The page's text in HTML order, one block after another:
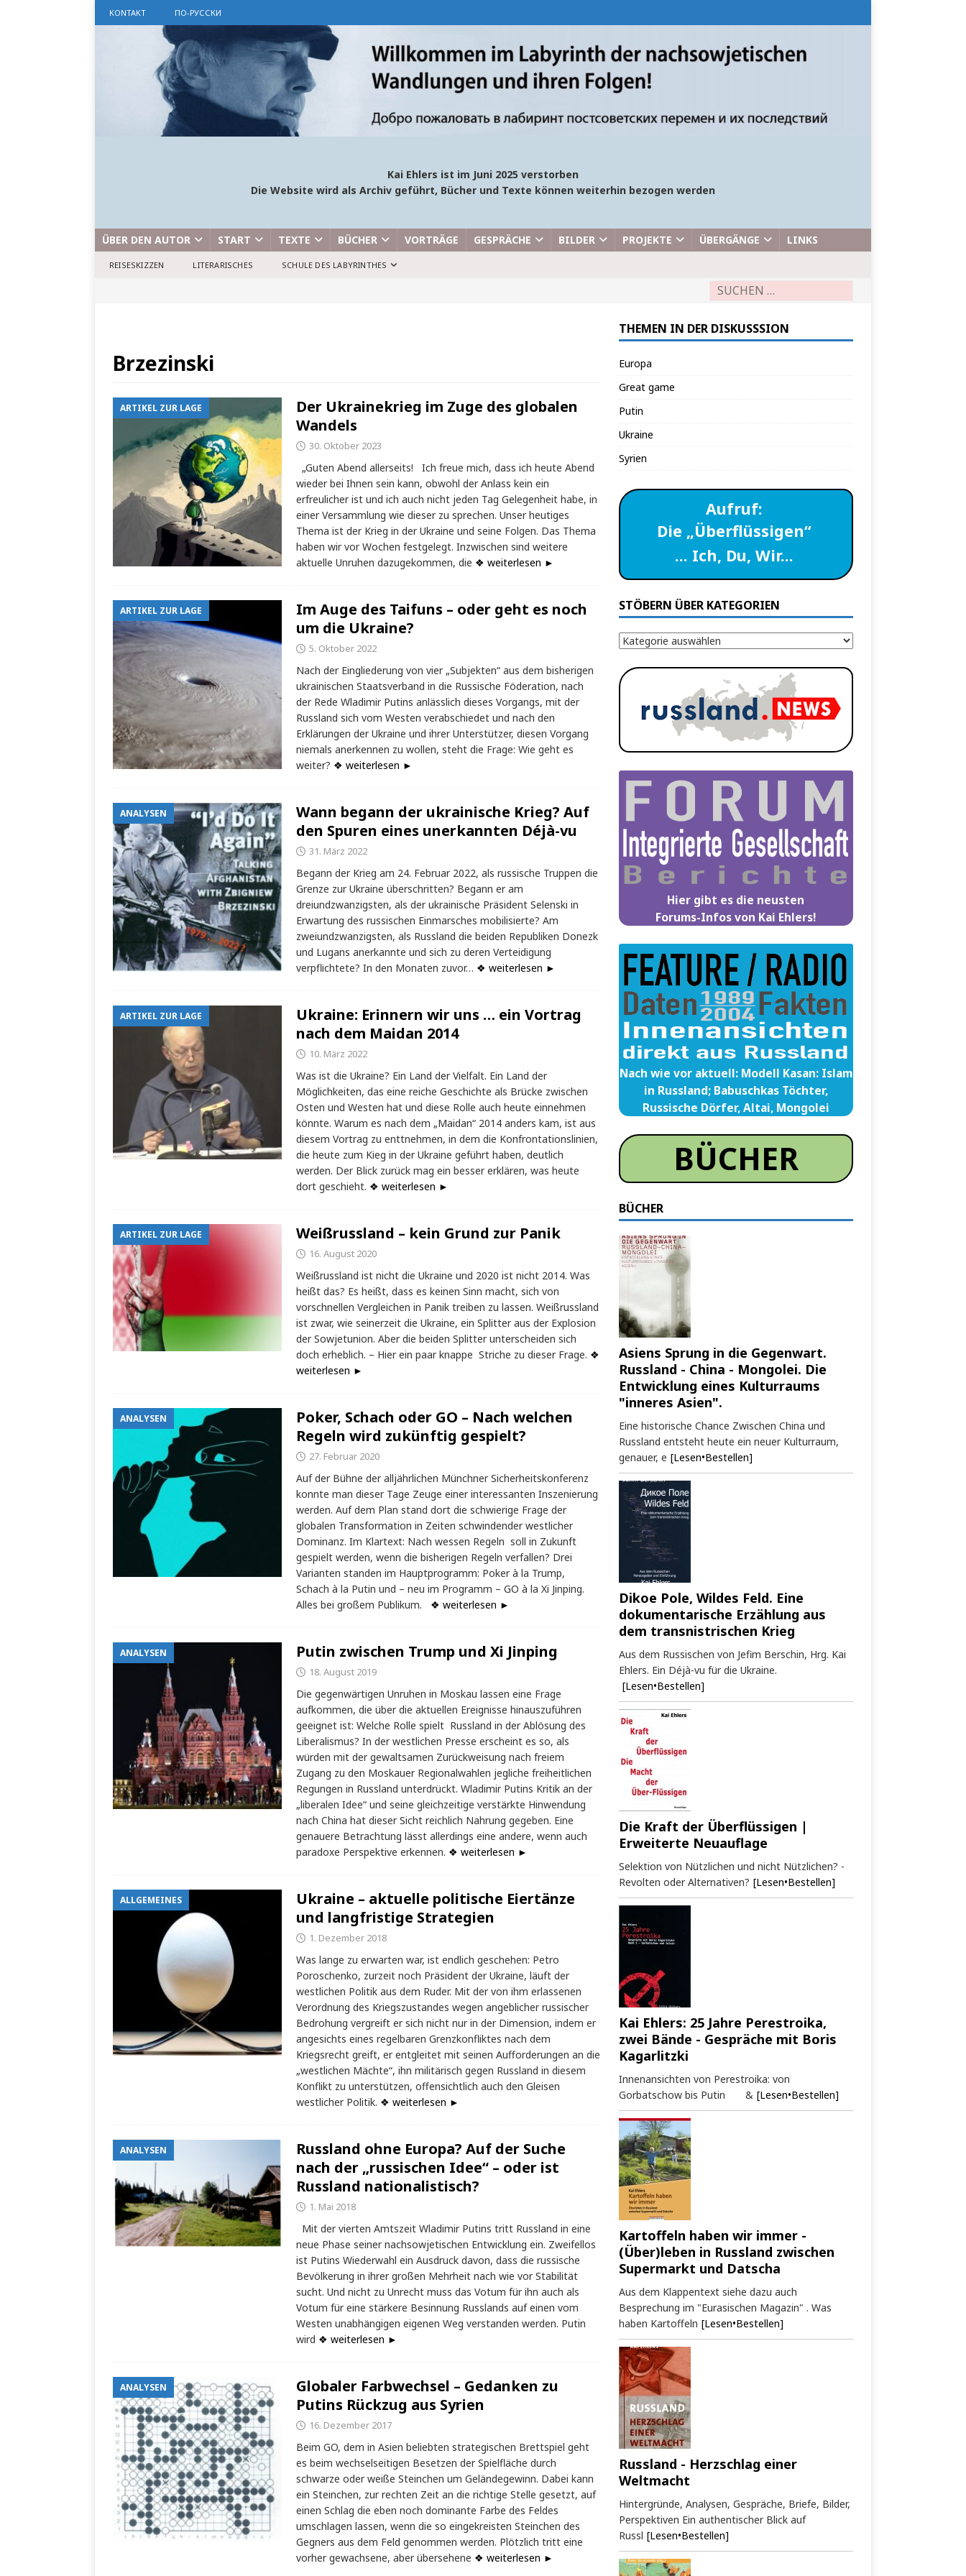
KONTAKT ПО-РУССКИ
Kai Ehlers ist im Juni 2025 verstorben
Die Website wird als Archiv geführt, Bücher und Texte können weiterhin bezogen werden
ÜBER DEN AUTOR START TEXTE BÜCHER VORTRÄGE GESPRÄCHE BILDER PROJEKTE ÜBERGÄNGE LINKS
REISESKIZZEN LITERARISCHES SCHULE DES LABYRINTHES
Brzezinski
ARTIKEL ZUR LAGE
Der Ukrainekrieg im Zuge des globalen
Wandels
30. Oktober 2023
„Guten Abend allerseits! Ich freue mich, dass ich heute Abend
wieder bei Ihnen sein kann, obwohl der Anlass kein ein
erfreulicher ist und ich auch nicht jeden Tag Gelegenheit habe, in
einer Versammlung wie dieser zu sprechen. Unser heutiges
Thema ist der Krieg in der Ukraine und seine Folgen. Das Thema
haben wir vor Wochen festgelegt. Inzwischen sind weitere
aktuelle Unruhen dazugekommen, die ❖ weiterlesen ►
ARTIKEL ZUR LAGE
Im Auge des Taifuns – oder geht es noch
um die Ukraine?
5. Oktober 2022
Nach der Eingliederung von vier „Subjekten“ aus dem bisherigen
ukrainischen Staatsverband in die Russische Föderation, nach
der Rede Wladimir Putins anlässlich dieses Vorgangs, mit der
Russland sich vom Westen verabschiedet und nach den
Erklärungen der Ukraine und ihrer Unterstützer, diesen Vorgang
niemals anerkennen zu wollen, steht die Frage: Wie geht es
weiter? ❖ weiterlesen ►
ANALYSEN
Wann begann der ukrainische Krieg? Auf
den Spuren eines unerkannten Déjà-vu
31. März 2022
Begann der Krieg am 24. Februar 2022, als russische Truppen die
Grenze zur Ukraine überschritten? Begann er am
dreiundzwanzigsten, als der ukrainische Präsident Selenski in
Erwartung des russischen Einmarsches mobilisierte? Am
zweiundzwanzigsten, als Russland die beiden Republiken Donezk
und Lugans anerkannte und sich zu deren Verteidigung
verpflichtete? In den Monaten zuvor… ❖ weiterlesen ►
ARTIKEL ZUR LAGE
Ukraine: Erinnern wir uns … ein Vortrag
nach dem Maidan 2014
10. März 2022
Was ist die Ukraine? Ein Land der Vielfalt. Ein Land der
Möglichkeiten, das eine reiche Geschichte als Brücke zwischen
Osten und Westen hat und diese Rolle auch heute einnehmen
könnte. Warum es nach dem „Maidan“ 2014 anders kam, ist aus
diesem Vortrag zu enttnehmen, in dem die Konfrontationslinien,
die heute zum Kieg in der Ukraine geführt haben, deutlich
werden. Der Blick zurück mag ein besser erklären, was heute
dort geschieht. ❖ weiterlesen ►
ARTIKEL ZUR LAGE Weißrussland – kein Grund zur Panik
16. August 2020
Weißrussland ist nicht die Ukraine und 2020 ist nicht 2014. Was
heißt das? Es heißt, dass es keinen Sinn macht, sich von
vorschnellen Vergleichen in Panik treiben zu lassen. Weißrussland
ist zwar, wie seinerzeit die Ukraine, ein Splitter aus der Explosion
der Sowjetunion. Aber die beiden Splitter unterscheiden sich
doch erheblich. – Hier ein paar knappe Striche zu dieser Frage. ❖
weiterlesen ►
ANALYSEN
Poker, Schach oder GO – Nach welchen
Regeln wird zukünftig gespielt?
27. Februar 2020
Auf der Bühne der alljährlichen Münchner Sicherheitskonferenz
konnte man dieser Tage Zeuge einer interessanten Inszenierung
werden. Auf dem Plan stand dort die schwierige Frage der
globalen Transformation in Zeiten schwindender westlicher
Dominanz. Im Klartext: Nach wessen Regeln soll in Zukunft
gespielt werden, wenn die bisherigen Regeln verfallen? Drei
Varianten standen im Hauptprogramm: Poker à la Trump,
Schach à la Putin und – neu im Programm – GO à la Xi Jinping.
Alles bei großem Publikum. ❖ weiterlesen ►
ANALYSEN Putin zwischen Trump und Xi Jinping
18. August 2019
Die gegenwärtigen Unruhen in Moskau lassen eine Frage
aufkommen, die über die aktuellen Ereignisse hinauszuführen
geeignet ist: Welche Rolle spielt Russland in der Ablösung des
Liberalismus? In der westlichen Presse erscheint es so, als
würden mit der gewaltsamen Zurückweisung nach freiem
Zugang zu den Moskauer Regionalwahlen jegliche freiheitlichen
Regungen in Russland unterdrückt. Wladimir Putins Kritik an der
„liberalen Idee“ und seine gleichzeitige verstärkte Hinwendung
nach China hat dieser Sicht reichlich Nahrung gegeben. Eine
genauere Betrachtung lässt allerdings eine andere, wenn auch
paradoxe Perspektive erkennen. ❖ weiterlesen ►
ALLGEMEINES
Ukraine – aktuelle politische Eiertänze
und langfristige Strategien
1. Dezember 2018
Was lange zu erwarten war, ist endlich geschehen: Petro
Poroschenko, zurzeit noch Präsident der Ukraine, läuft der
westlichen Politik aus dem Ruder. Mit der von ihm erlassenen
Verordnung des Kriegszustandes wegen angeblicher russischer
Bedrohung vergreift er sich nicht nur in der Dimension, indem er
angesichts eines regelbaren Grenzkonfliktes nach dem
Kriegsrecht greift, er entgleitet mit seinen Aufforderungen an die
„westlichen Mächte“, ihn militärisch gegen Russland in diesem
Konflikt zu unterstützen, offensichtlich auch den Gleisen
westlicher Politik. ❖ weiterlesen ►
ANALYSEN
Russland ohne Europa? Auf der Suche
nach der „russischen Idee“ – oder ist
Russland nationalistisch?
1. Mai 2018
Mit der vierten Amtszeit Wladimir Putins tritt Russland in eine
neue Phase seiner nachsowjetischen Entwicklung ein. Zweifellos
ist Putins Wiederwahl ein Ausdruck davon, dass die russische
Bevölkerung in ihrer großen Mehrheit nach wie vor Stabilität
sucht. Und nicht zu Unrecht muss das Votum für ihn auch als
Votum für eine stärkere Besinnung Russlands auf einen vom
Westen unabhängigen eigenen Weg verstanden werden. Putin
wird ❖ weiterlesen ►
ANALYSEN
Globaler Farbwechsel – Gedanken zu
Putins Rückzug aus Syrien
16. Dezember 2017
Beim GO, dem in Asien beliebten strategischen Brettspiel geht
es beim wechselseitigen Besetzen der Spielfläche durch
schwarze oder weiße Steinchen um Geländegewinn. Dabei kann
ein Steinchen, zur rechten Zeit an die richtige Stelle gesetzt, auf
einen Schlag die eben noch dominante Farbe des Feldes
umschlagen lassen, wenn die so eingekreisten Steinchen des
Gegners aus dem Feld genommen werden. Plötzlich tritt eine
vorher gewachsene, aber übersehene ❖ weiterlesen ►
THEMEN IN DER DISKUSSSION
Europa
Great game
Putin
Ukraine
Syrien
Aufruf:
Die „Überflüssigen“
… Ich, Du, Wir…
STÖBERN ÜBER KATEGORIEN
Hier gibt es die neusten
Forums-Infos von Kai Ehlers!
Nach wie vor aktuell: Modell Kasan: Islam
in Russland; Babuschkas Töchter,
Russische Dörfer, Altai, Mongolei
BÜCHER
BÜCHER
Asiens Sprung in die Gegenwart.
Russland - China - Mongolei. Die
Entwicklung eines Kulturraums
"inneres Asien".
Eine historische Chance Zwischen China und
Russland entsteht heute ein neuer Kulturraum,
genauer, e [Lesen•Bestellen]
Dikoe Pole, Wildes Feld. Eine
dokumentarische Erzählung aus
dem transnistrischen Krieg
Aus dem Russischen von Jefim Berschin, Hrg. Kai
Ehlers. Ein Déjà-vu für die Ukraine.
[Lesen•Bestellen]
Die Kraft der Überflüssigen |
Erweiterte Neuauflage
Selektion von Nützlichen und nicht Nützlichen? -
Revolten oder Alternativen? [Lesen•Bestellen]
Kai Ehlers: 25 Jahre Perestroika,
zwei Bände - Gespräche mit Boris
Kagarlitzki
Innenansichten von Perestroika: von
Gorbatschow bis Putin & [Lesen•Bestellen]
Kartoffeln haben wir immer -
(Über)leben in Russland zwischen
Supermarkt und Datscha
Aus dem Klappentext siehe dazu auch
Besprechung im "Eurasischen Magazin" . Was
haben Kartoffeln [Lesen•Bestellen]
Russland - Herzschlag einer
Weltmacht
Hintergründe, Analysen, Gespräche, Briefe, Bilder,
Perspektiven Ein authentischer Blick auf
Russl [Lesen•Bestellen]